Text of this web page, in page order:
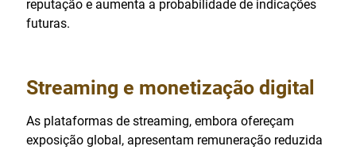
reputação e aumenta a probabilidade de indicações
futuras.
Streaming e monetização digital
As plataformas de streaming, embora ofereçam
exposição global, apresentam remuneração reduzida